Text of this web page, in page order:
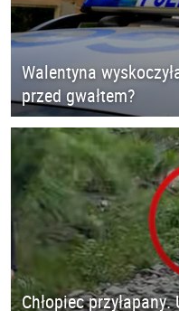
Walentyna
przed gwałtem?
Chłopiec